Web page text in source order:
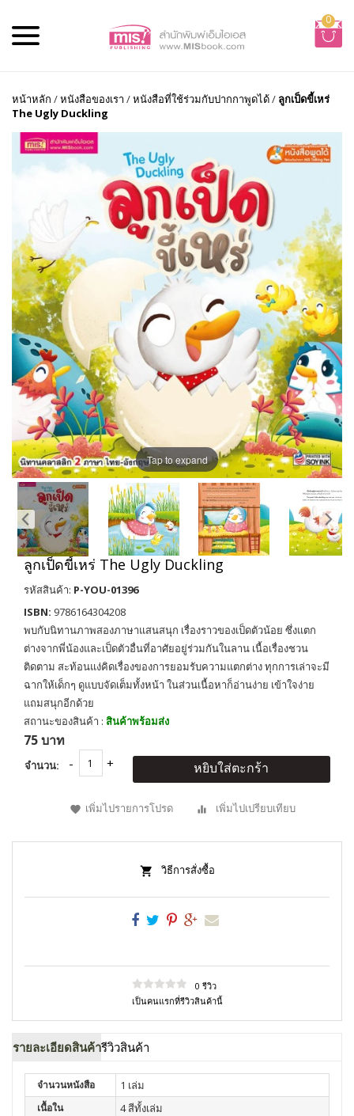
0
หน้าหลัก /หนังสือของเรา /หนังสือที่ใช้ร่วมกับปากกาพูดได้/ ลูกเป็ดขี้เหร่
The Ugly Duckling
Tap to expand
ลูกเป็ดขี้เหร่ The Ugly Duckling
รหัสสินค้า: P-YOU-01396
ISBN: 9786164304208
พบกับนิทานภาพสองภาษาแสนสนุก เรื่องราวของเป็ดตัวน้อย ซึ่งแตก
ต่างจากพี่น้องและเป็ดตัวอื่นที่อาศัยอยู่ร่วมกันในลาน เนื้อเรื่องชวน
ติดตาม สะท้อนแง่คิดเรื่องของการยอมรับความแตกต่าง ทุกการเล่าจะมี
ฉากให้เด็กๆ ดูแบบจัดเต็มทั้งหน้า ในส่วนเนื้อหาก็อ่านง่าย เข้าใจง่าย
แถมสนุกอีกด้วย
สถานะของสินค้า : สินค้าพร้อมส่ง
75 บาท
จำนวน: หยิบใส่ตะกร้า
เพิ่มไปรายการโปรด เพิ่มไปเปรียบเทียบ
วิธีการสั่งซื้อ
0 รีวิว
เป็นคนแรกที่รีวิวสินค้านี้
รายละเอียดสินค้ารีวิวสินค้า
จำนวนหนังสือ 1 เล่ม
เนื้อใน 4 สีทั้งเล่ม